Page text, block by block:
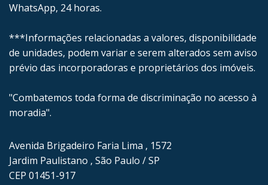
WhatsApp, 24 horas.
***Informações relacionadas a valores, disponibilidade
de unidades, podem variar e serem alterados sem aviso
prévio das incorporadoras e proprietários dos imóveis.
"Combatemos toda forma de discriminação no acesso à
moradia".
Avenida Brigadeiro Faria Lima , 1572
Jardim Paulistano , São Paulo / SP
CEP 01451-917